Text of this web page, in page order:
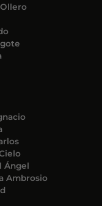
Ángel
Ambrosio